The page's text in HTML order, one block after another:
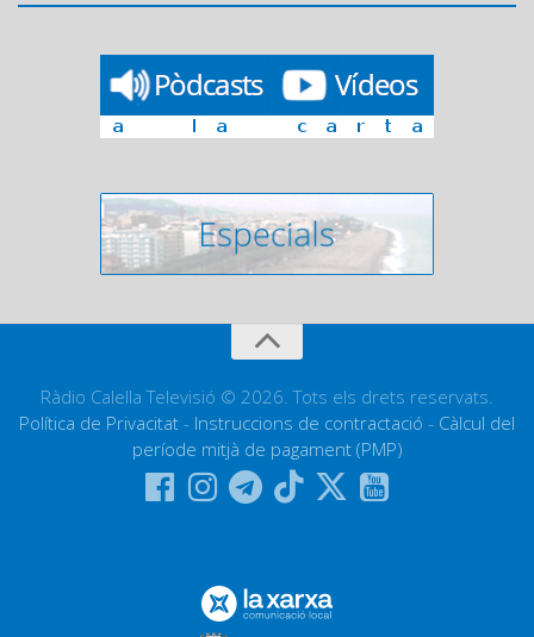
Ràdio Calella Televisió © 2026. Tots els drets reservats.
Política de Privacitat - Instruccions de contractació - Càlcul del
període mitjà de pagament (PMP)